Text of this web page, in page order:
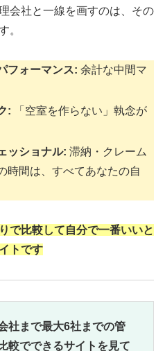
会社と一線を画すのは、その
。
フォーマンス: 余計な中間マ
: 「空室を作らない」執念が
ッショナル: 滞納・クレーム
時間は、すべてあなたの自
りで比較して自分で一番いいと
トです
社まで最大6社までの管
較でできるサイトを見て